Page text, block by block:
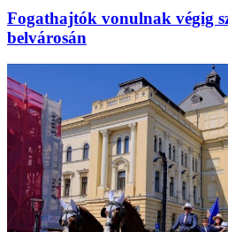
Fogathajtók vonulnak végig
belvárosán